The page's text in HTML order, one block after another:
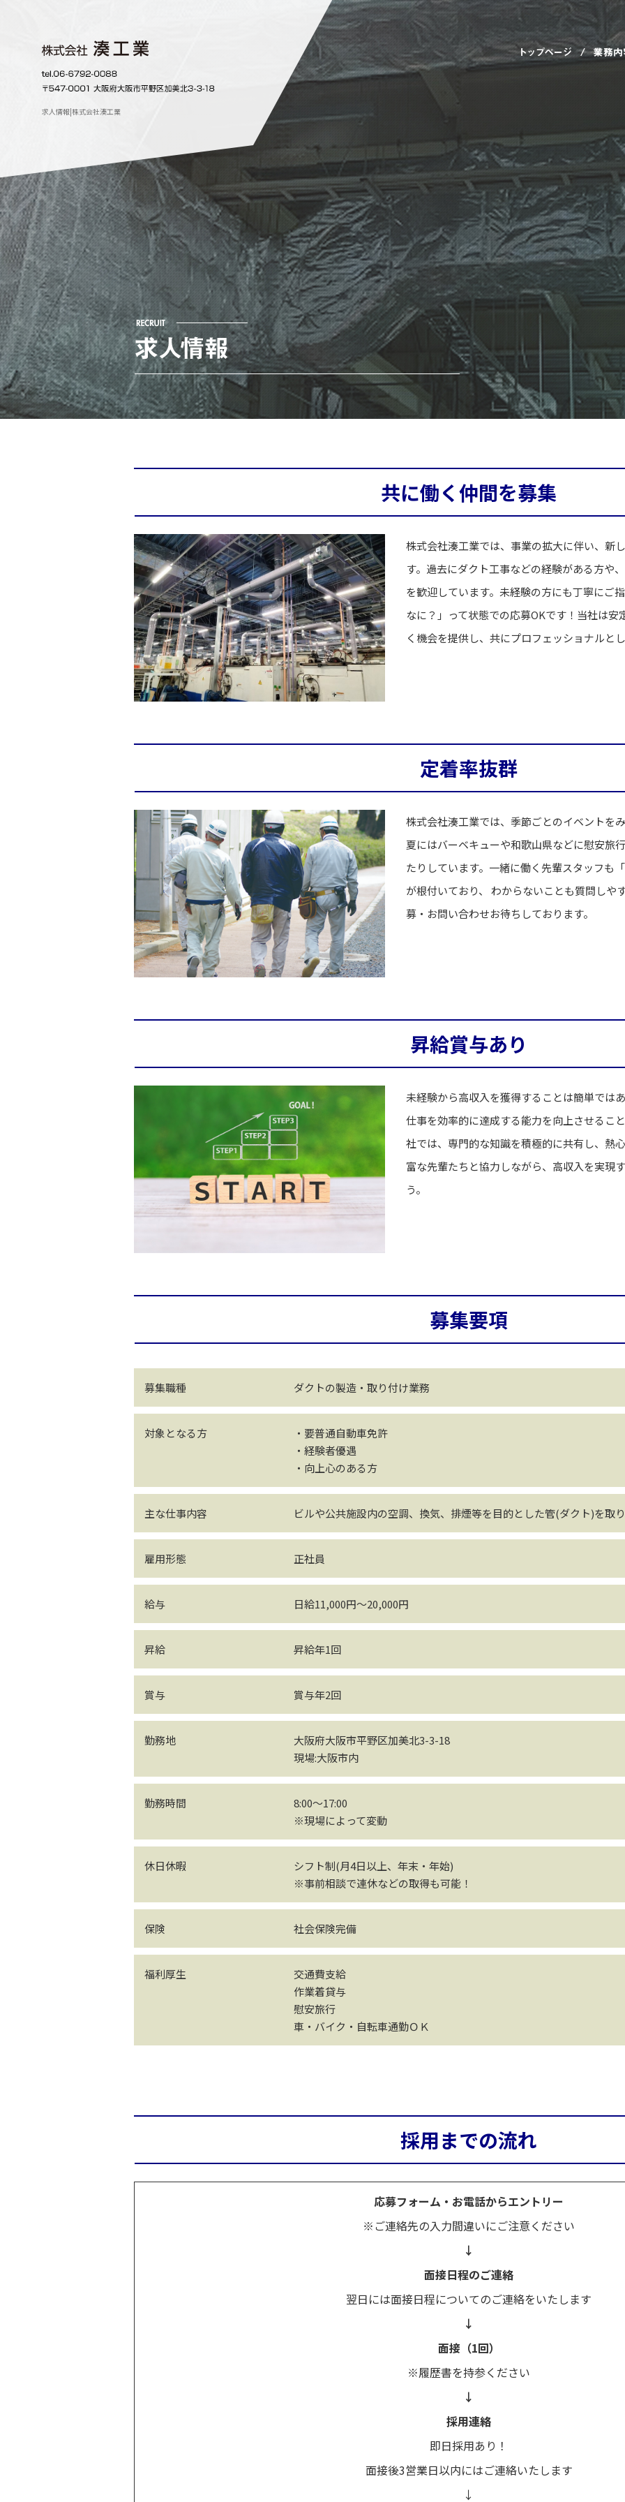
求人情報|株式会社湊工業
共に働く仲間を募集
株式会社湊工業では、事業の拡大に伴い、新
す。過去にダクト工事などの経験がある方や
を歓迎しています。未経験の方にも丁寧にご
なに？」って状態での応募OKです！当社は
く機会を提供し、共にプロフェッショナルと
定着率抜群
株式会社湊工業では、季節ごとのイベントを
夏にはバーベキューや和歌山県などに慰安旅
たりしています。一緒に働く先輩スタッフも
が根付いており、 わからないことも質問しや
募・お問い合わせお待ちしております。
昇給賞与あり
未経験から高収入を獲得することは簡単では
仕事を効率的に達成する能力を向上させるこ
社では、専門的な知識を積極的に共有し、熱
富な先輩たちと協力しながら、高収入を実現
う。
募集要項
募集職種 ダクトの製造・取り付け業務
対象となる方
・要普通自動車免許
・経験者優遇
・向上心のある方
主な仕事内容 ビルや公共施設内の空調、換気、排煙等を目的とした管(ダクト)を取
雇用形態 正社員
給与 日給11,000円～20,000円
昇給 昇給年1回
賞与 賞与年2回
勤務地
大阪府大阪市平野区加美北3-3-18
現場:大阪市内
勤務時間
8:00～17:00
※現場によって変動
休日休暇
シフト制(月4日以上、年末・年始)
※事前相談で連休などの取得も可能！
保険 社会保険完備
福利厚生
交通費支給
作業着貸与
慰安旅行
車・バイク・自転車通勤ＯＫ
採用までの流れ
応募フォーム・お電話からエントリー
※ご連絡先の入力間違いにご注意ください
↓
面接日程のご連絡
翌日には面接日程についてのご連絡をいたします
↓
面接（1回）
※履歴書を持参ください
↓
採用連絡
即日採用あり！
面接後3営業日以内にはご連絡いたします
↓